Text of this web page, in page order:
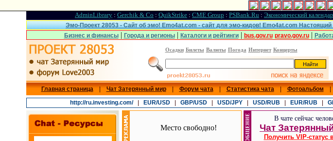
AdminLibrary : Gerchik & Co : QuikStrike : CME Group : PSBank.Ru : Экономический
Эмо-Проект 28053 - Сайт об эмо! Emo4at.com - сайт для эмо-кидов! Emo4at.com
Бизнес и финансы| Города и регионы| Каталоги и рейтинги| bus.gov.ru pravo.gov.ru|
Осадки Билеты Валюты Погода Интернет Концерты
Главная страница| Чат Затерянный мир| Форум чата| Статистика чата| Фотоальбом
http://ru.investing.com/| EUR/USD| GBP/USD| USD/JPY| USD/RUB EUR/RUB
Место свободно!
В чате сейчас
Чат
Получить VIP-статус